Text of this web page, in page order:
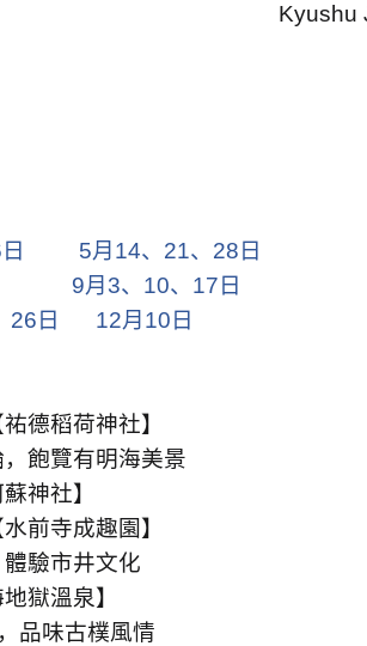
Kyushu
日 5月 14、 21、 28 日
9月 3、 10、 17 日
26 日 12月 10 日
德稻荷神社】
飽覽有明海美景
神社】
前寺成趣園】
驗市井文化
獄溫泉】
品味古樸風情